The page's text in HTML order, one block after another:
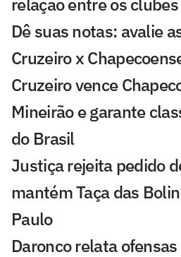
Dê suas notas: avalie
Cruzeiro x
Cruzeiro vence
Mineirão e garante
do Brasil
Justiça rejeita pedido
mantém Taça das
Paulo
Daronco relata